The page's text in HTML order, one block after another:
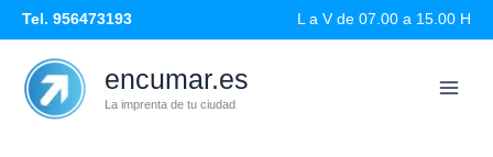
al
contenido
Tel. 956473193 L a V de 07.00 a 15.00 H
encumar.es
La imprenta de tu ciudad